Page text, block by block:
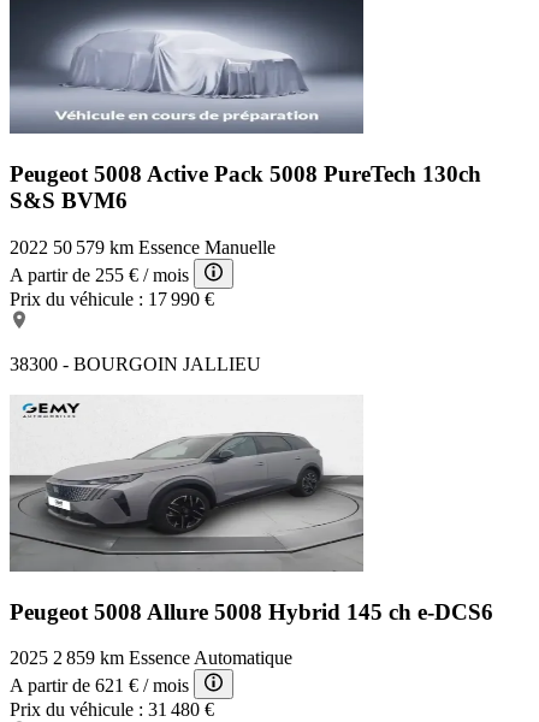
Peugeot 5008 Active Pack 5008 PureTech 130ch
S&S BVM6
2022 50 579 km Essence Manuelle
A partir de 255 € / mois
Prix du véhicule : 17 990 €
38300 - BOURGOIN JALLIEU
Peugeot 5008 Allure 5008 Hybrid 145 ch e-DCS6
2025 2 859 km Essence Automatique
A partir de 621 € / mois
Prix du véhicule : 31 480 €